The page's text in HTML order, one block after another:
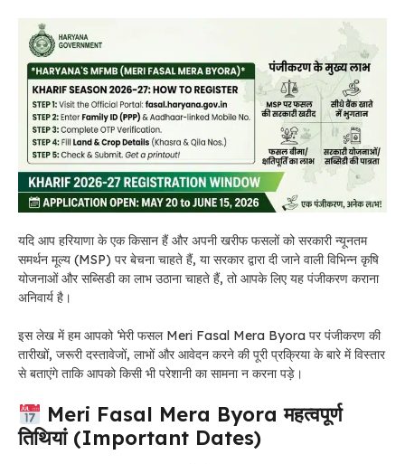
यदि आप हरियाणा के एक किसान हैं और अपनी खरीफ फसलों को सरकारी न्यूनतम
समर्थन मूल्य (MSP) पर बेचना चाहते हैं, या सरकार द्वारा दी जाने वाली विभिन्न कृषि
योजनाओं और सब्सिडी का लाभ उठाना चाहते हैं, तो आपके लिए यह पंजीकरण कराना
अनिवार्य है।
इस लेख में हम आपको ‘मेरी फसल Meri Fasal Mera Byora पर पंजीकरण की
तारीखों, जरूरी दस्तावेजों, लाभों और आवेदन करने की पूरी प्रक्रिया के बारे में विस्तार
से बताएंगे ताकि आपको किसी भी परेशानी का सामना न करना पड़े।
Meri Fasal Mera Byora महत्वपूर्ण
तिथियां (Important Dates)